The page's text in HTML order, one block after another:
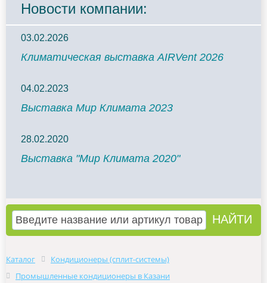
Новости компании:
03.02.2026
Климатическая выставка AIRVent 2026
04.02.2023
Выставка Мир Климата 2023
28.02.2020
Выставка "Мир Климата 2020"
Каталог
Кондиционеры (сплит-системы)
Промышленные кондиционеры в Казани